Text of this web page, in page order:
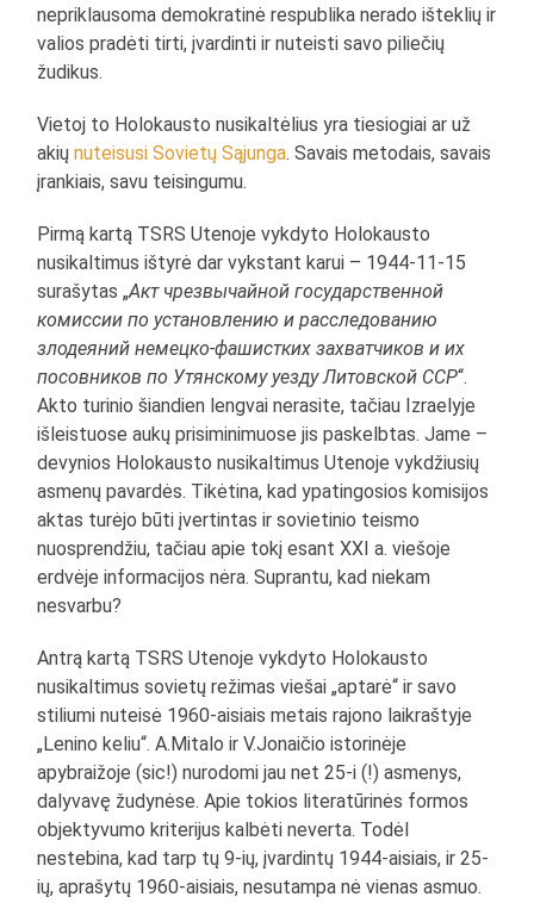
nepriklausoma demokratinė respublika nerado išteklių ir
valios pradėti tirti, įvardinti ir nuteisti savo piliečių
žudikus.
Vietoj to Holokausto nusikaltėlius yra tiesiogiai ar už
akiųnuteisusi Sovietų Sąjunga. Savais metodais, savais
įrankiais, savu teisingumu.
Pirmą kartą TSRS Utenoje vykdyto Holokausto
nusikaltimus ištyrė dar vykstant karui – 1944-11-15
surašytas „Акт чрезвычайной государственной
комиссии по установлению и расследованию
злодеяний немецко-фашистких захватчиков и их
посовников по Утянскому уезду Литовской ССР“.
Akto turinio šiandien lengvai nerasite, tačiau Izraelyje
išleistuose aukų prisiminimuose jis paskelbtas. Jame –
devynios Holokausto nusikaltimus Utenoje vykdžiusių
asmenų pavardės. Tikėtina, kad ypatingosios komisijos
aktas turėjo būti įvertintas ir sovietinio teismo
nuosprendžiu, tačiau apie tokį esant XXI a. viešoje
erdvėje informacijos nėra. Suprantu, kad niekam
nesvarbu?
Antrą kartą TSRS Utenoje vykdyto Holokausto
nusikaltimus sovietų režimas viešai „aptarė“ ir savo
stiliumi nuteisė 1960-aisiais metais rajono laikraštyje
„Lenino keliu“. A.Mitalo ir V.Jonaičio istorinėje
apybraižoje (sic!) nurodomi jau net 25-i (!) asmenys,
dalyvavę žudynėse. Apie tokios literatūrinės formos
objektyvumo kriterijus kalbėti neverta. Todėl
nestebina, kad tarp tų 9-ių, įvardintų 1944-aisiais, ir 25-
ių, aprašytų 1960-aisiais, nesutampa nė vienas asmuo.